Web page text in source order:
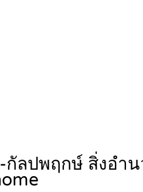
กัลปพฤกษ์ สิ่งอำ